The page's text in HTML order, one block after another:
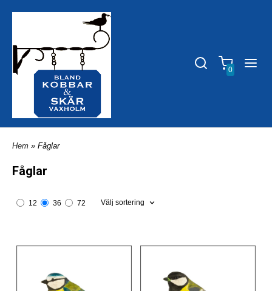
0
Hem » Fåglar
Fåglar
12 36 72 Välj sortering